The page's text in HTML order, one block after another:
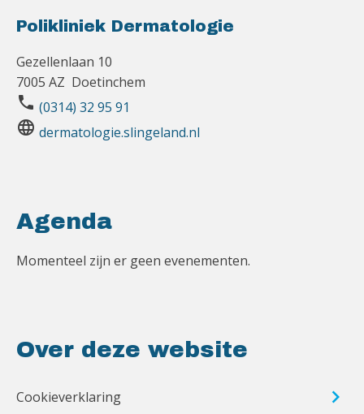
Polikliniek Dermatologie
Gezellenlaan 10
7005 AZ Doetinchem
phone (0314) 32 95 91
language dermatologie.slingeland.nl
Agenda
Momenteel zijn er geen evenementen.
Over deze website
Cookieverklaring